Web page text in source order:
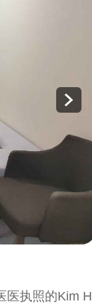
医执照的Kim